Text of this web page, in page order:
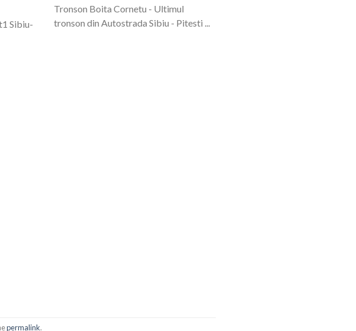
Sibiu-
Tronson Boita Cornetu - Ultimul
tronson din Autostrada Sibiu - Pitesti ...
permalink.